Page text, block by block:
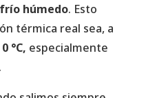
húmedo. Esto
térmica real sea, a
°C, especialmente